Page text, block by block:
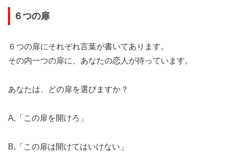
６つの扉
６つの扉にそれぞれ言葉が書いてあります。
その内一つの扉に、あなたの恋人が待っています。
あなたは、どの扉を選びますか？
A,「この扉を開けろ」
B,「この扉は開けてはいけない」